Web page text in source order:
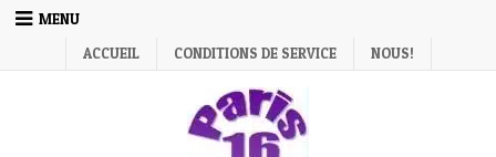
Skip
MENU
ACCUEIL
CONDITIONS DE SERVICE NOUS!